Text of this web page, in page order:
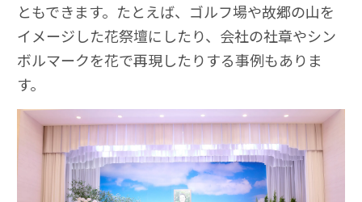
ともできます。たとえば、ゴルフ場や故郷の山を
イメージした花祭壇にしたり、会社の社章やシン
ボルマークを花で再現したりする事例もありま
す。